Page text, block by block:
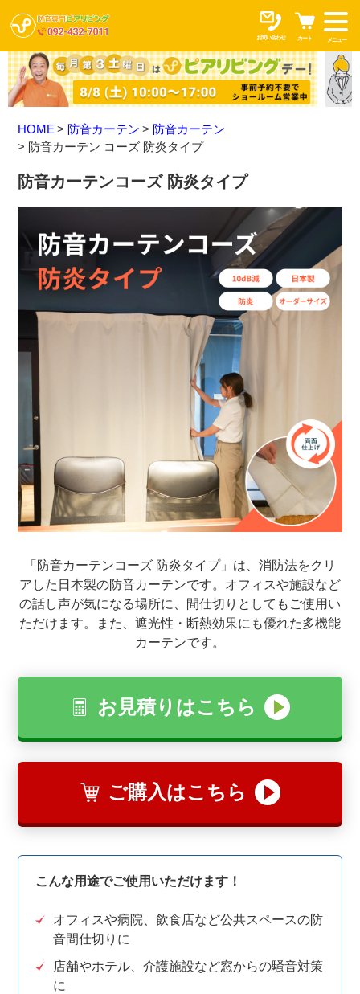
お問い合わせ カート メニュー
HOME 防音カーテン
防音カーテン
防音カーテン コーズ 防炎タイプ
防音カーテンコーズ 防炎タイプ
「防音カーテンコーズ 防炎タイプ」は、消防法をクリ
アした日本製の防音カーテンです。オフィスや施設など
の話し声が気になる場所に、間仕切りとしてもご使用い
ただけます。また、遮光性・断熱効果にも優れた多機能
カーテンです。
お見積りはこちら
ご購入はこちら
こんな用途でご使用いただけます！
オフィスや病院、飲食店など公共スペースの防
音間仕切りに
店舗やホテル、介護施設など窓からの騒音対策
に